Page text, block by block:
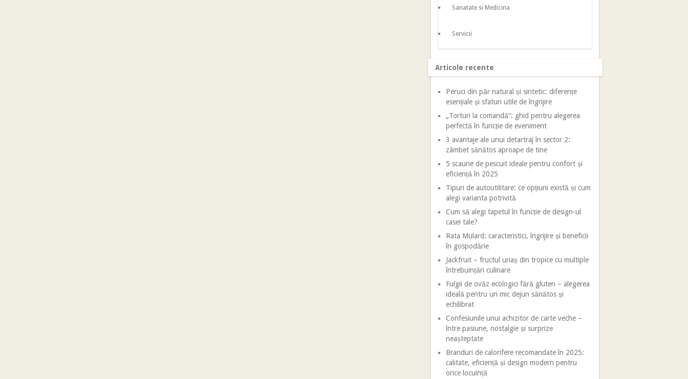
Sanatate si Medicina
Servicii
Articole recente
Peruci din păr natural și sintetic: diferențe
esențiale și sfaturi utile de îngrijire
„Torturi la comandă”: ghid pentru alegerea
perfectă în funcție de eveniment
3 avantaje ale unui detartraj în sector 2:
zâmbet sănătos aproape de tine
5 scaune de pescuit ideale pentru confort și
eficiență în 2025
Tipuri de autoutilitare: ce opțiuni există și cum
alegi varianta potrivită
Cum să alegi tapetul în funcție de design-ul
casei tale?
Rata Mulard: caracteristici, îngrijire și beneficii
în gospodărie
Jackfruit – fructul uriaș din tropice cu multiple
întrebuințări culinare
Fulgii de ovăz ecologici fără gluten – alegerea
ideală pentru un mic dejun sănătos și
echilibrat
Confesiunile unui achizitor de carte veche –
între pasiune, nostalgie și surprize
neașteptate
Branduri de calorifere recomandate în 2025:
calitate, eficiență și design modern pentru
orice locuință